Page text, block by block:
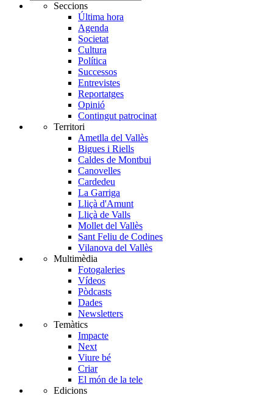
Seccions
Última hora
Agenda
Societat
Cultura
Política
Successos
Entrevistes
Reportatges
Opinió
Contingut patrocinat
Territori
Ametlla del Vallès
Bigues i Riells
Caldes de Montbui
Canovelles
Cardedeu
La Garriga
Lliçà d'Amunt
Lliçà de Valls
Mollet del Vallès
Sant Feliu de Codines
Vilanova del Vallès
Multimèdia
Fotogaleries
Vídeos
Pòdcasts
Dades
Newsletters
Temàtics
Impacte
Next
Viure bé
Criar
El món de la tele
Edicions